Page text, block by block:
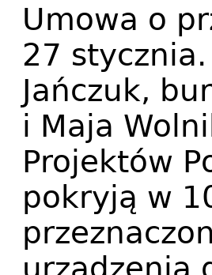
Umowa o
27
Jańczuk,
i Maja
Projektów
pokryją w